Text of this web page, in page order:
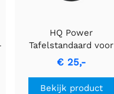
HQ Power
Tafelstandaard voor
Microfoon
€ 25,-
Bekijk product